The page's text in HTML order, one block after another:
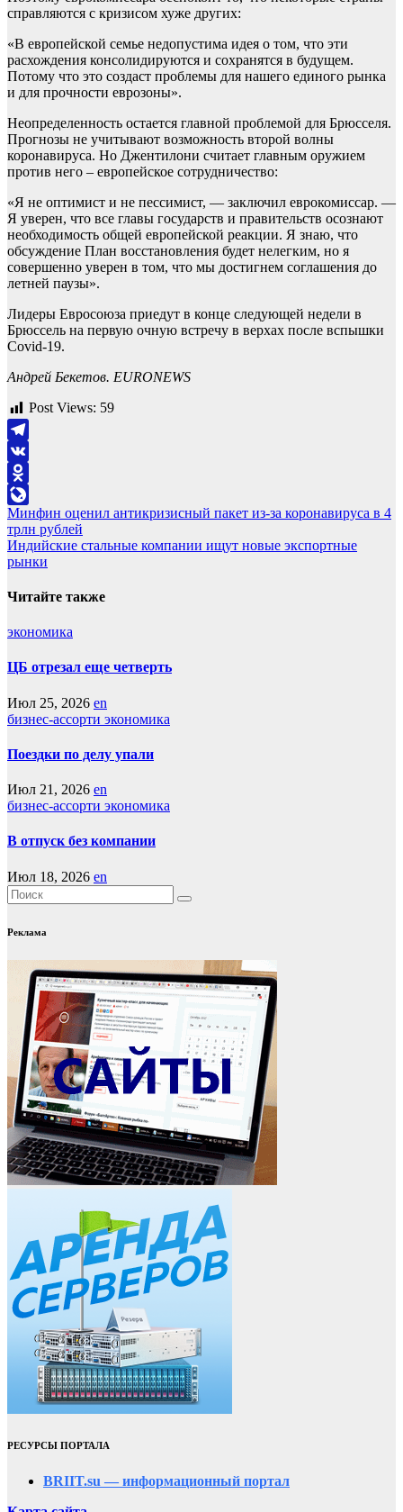
справляются с кризисом хуже других:
«В европейской семье недопустима идея о том, что эти
расхождения консолидируются и сохранятся в будущем.
Потому что это создаст проблемы для нашего единого рынка
и для прочности еврозоны».
Неопределенность остается главной проблемой для Брюсселя.
Прогнозы не учитывают возможность второй волны
коронавируса. Но Джентилони считает главным оружием
против него – европейское сотрудничество:
«Я не оптимист и не пессимист, — заключил еврокомиссар. —
Я уверен, что все главы государств и правительств осознают
необходимость общей европейской реакции. Я знаю, что
обсуждение План восстановления будет нелегким, но я
совершенно уверен в том, что мы достигнем соглашения до
летней паузы».
Лидеры Евросоюза приедут в конце следующей недели в
Брюссель на первую очную встречу в верхах после вспышки
Covid-19.
Андрей Бекетов. EURONEWS
Post Views: 59
Telegram
VK
Odnoklassniki
LiveJournal
Навигация
по
записям
Минфин оценил антикризисный пакет из-за коронавируса в 4
трлн рублей
Индийские стальные компании ищут новые экспортные
рынки
Читайте также
экономика
ЦБ отрезал еще четверть
Июл 25, 2026 en
бизнес-ассорти экономика
Поездки по делу упали
Июл 21, 2026 en
бизнес-ассорти экономика
В отпуск без компании
Июл 18, 2026 en
Реклама
РЕСУРСЫ ПОРТАЛА
BRIIT.su — информационный портал